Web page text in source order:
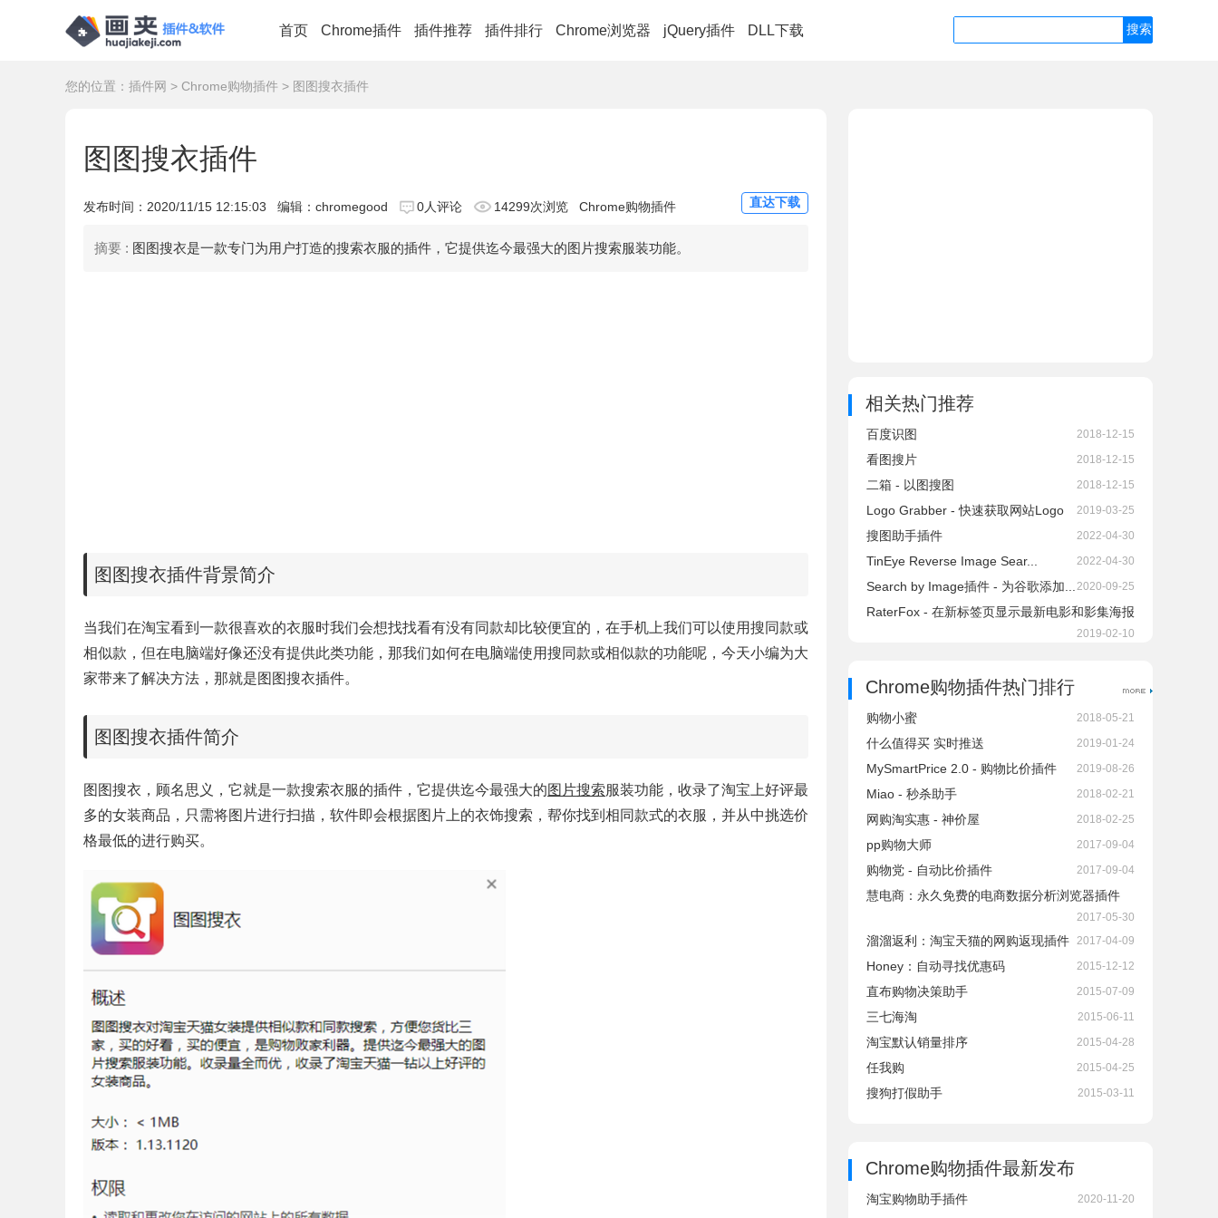
首页 Chrome插件 插件推荐 插件排行 Chrome浏览器 jQuery插件 DLL下载
您的位置： 插件网 > Chrome购物插件 > 图图搜衣插件
图图搜衣插件
发布时间： 2020/11/15 12:15:03 编辑：chromegood 0人评论 14299次浏览 Chrome购物插件 直达下载
摘要 : 图图搜衣是一款专门为用户打造的搜索衣服的插件，它提供迄今最强大的图片搜索服装功能。
图图搜衣插件背景简介
当我们在淘宝看到一款很喜欢的衣服时我们会想找找看有没有同款却比较便宜的，在手机上我们可以使用搜同款或
相似款，但在电脑端好像还没有提供此类功能，那我们如何在电脑端使用搜同款或相似款的功能呢，今天小编为大
家带来了解决方法，那就是图图搜衣插件。
图图搜衣插件简介
图图搜衣，顾名思义，它就是一款搜索衣服的插件，它提供迄今最强大的图片搜索服装功能，收录了淘宝上好评最
多的女装商品，只需将图片进行扫描，软件即会根据图片上的衣饰搜索，帮你找到相同款式的衣服，并从中挑选价
格最低的进行购买。
相关热门推荐
百度识图 2018-12-15
看图搜片 2018-12-15
二箱 - 以图搜图 2018-12-15
Logo Grabber - 快速获取网站Logo 2019-03-25
搜图助手插件 2022-04-30
TinEye Reverse Image Sear... 2022-04-30
Search by Image插件 - 为谷歌添加... 2020-09-25
RaterFox - 在新标签页显示最新电影和影集海报
2019-02-10
Chrome购物插件热门排行
购物小蜜 2018-05-21
什么值得买 实时推送 2019-01-24
MySmartPrice 2.0 - 购物比价插件 2019-08-26
Miao - 秒杀助手 2018-02-21
网购淘实惠 - 神价屋 2018-02-25
pp购物大师 2017-09-04
购物党 - 自动比价插件 2017-09-04
慧电商：永久免费的电商数据分析浏览器插件
2017-05-30
溜溜返利：淘宝天猫的网购返现插件 2017-04-09
Honey：自动寻找优惠码 2015-12-12
直布购物决策助手 2015-07-09
三七海淘 2015-06-11
淘宝默认销量排序 2015-04-28
任我购 2015-04-25
搜狗打假助手 2015-03-11
Chrome购物插件最新发布
淘宝购物助手插件 2020-11-20